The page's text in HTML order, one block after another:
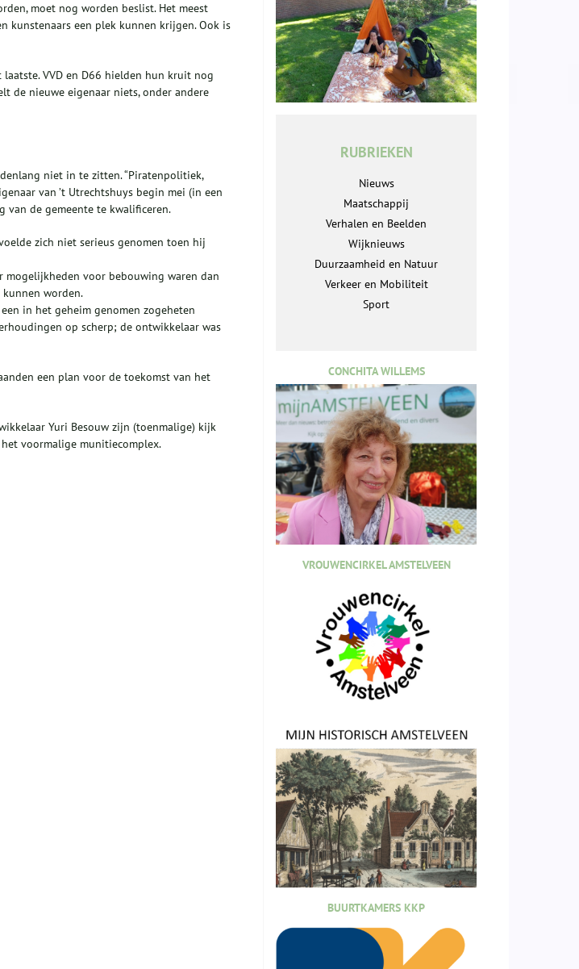
moet nog worden beslist. Het meest
kunstenaars een plek kunnen krijgen. Ook is
VVD en D66 hielden hun kruit nog
de nieuwe eigenaar niets, onder andere
niet in te zitten. “Piratenpolitiek,
van ’t Utrechtshuys begin mei (in een
van de gemeente te kwalificeren.
zich niet serieus genomen toen hij
voor bebouwing waren dan
worden.
in het geheim genomen zogeheten
op scherp; de ontwikkelaar was
een plan voor de toekomst van het
Yuri Besouw zijn (toenmalige) kijk
voormalige munitiecomplex.
RUBRIEKEN
Nieuws
Maatschappij
Verhalen en Beelden
Wijknieuws
Duurzaamheid en Natuur
Verkeer en Mobiliteit
Sport
CONCHITA WILLEMS
VROUWENCIRKEL AMSTELVEEN
BUURTKAMERS KKP